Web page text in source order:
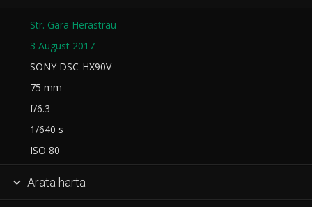
Str. Gara Herastrau
3 August 2017
SONY DSC-HX90V
75 mm
f/6.3
1/640 s
ISO 80
 Arata harta